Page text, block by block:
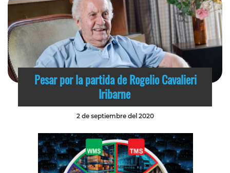
Pesar por la partida de Rogelio Cavalieri
Iribarne
2 de septiembre del 2020